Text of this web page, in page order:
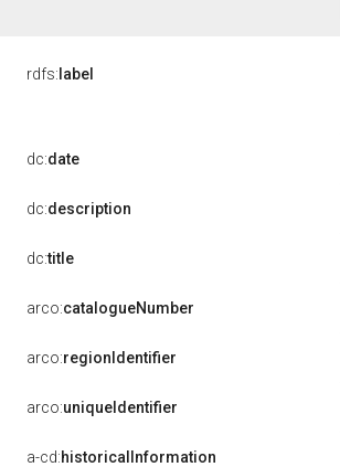
rdfs: label
dc:date
dc:description
dc:title
arco:catalogueNumber
arco:regionIdentifier
arco:uniqueIdentifier
a-cd:historicalInformation